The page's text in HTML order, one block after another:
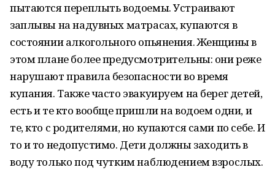
пытаются переплыть водоемы. Устраивают
заплывы на надувных матрасах, купаются в
состоянии алкогольного опьянения. Женщины в
этом плане более предусмотрительны: они реже
нарушают правила безопасности во время
купания. Также часто эвакуируем на берег детей,
есть и те кто вообще пришли на водоем одни, и
те, кто с родителями, но купаются сами по себе. И
то и то недопустимо. Дети должны заходить в
воду только под чутким наблюдением взрослых.